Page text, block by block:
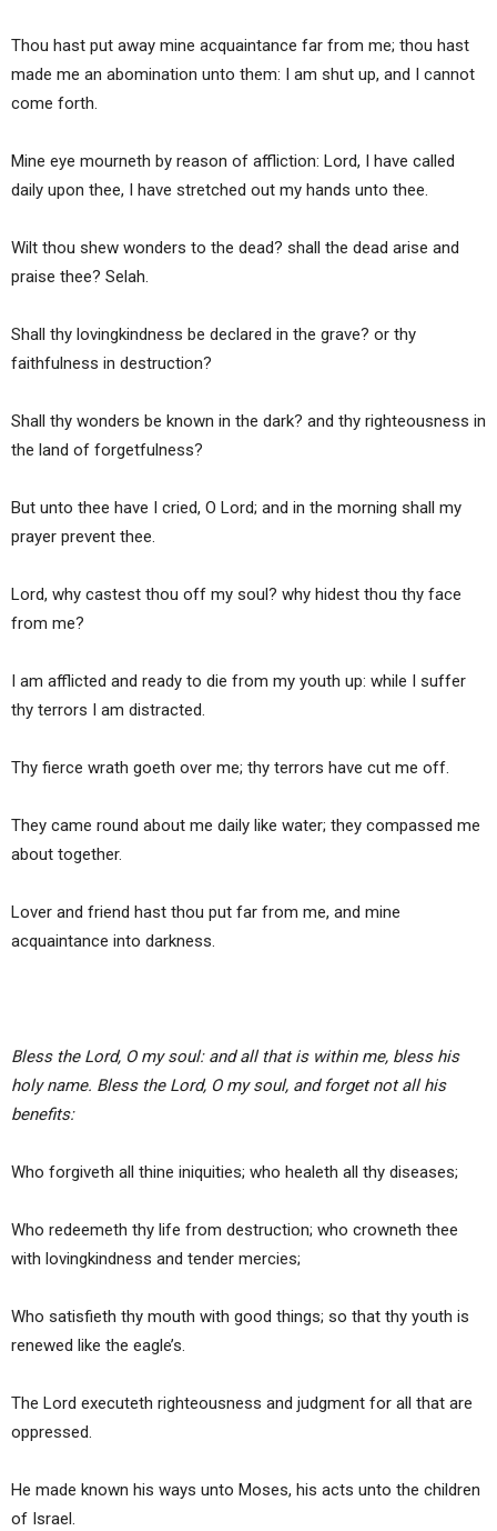
Thou hast put away mine acquaintance far from me; thou hast
made me an abomination unto them: I am shut up, and I cannot
come forth.
Mine eye mourneth by reason of affliction: Lord, I have called
daily upon thee, I have stretched out my hands unto thee.
Wilt thou shew wonders to the dead? shall the dead arise and
praise thee? Selah.
Shall thy lovingkindness be declared in the grave? or thy
faithfulness in destruction?
Shall thy wonders be known in the dark? and thy righteousness in
the land of forgetfulness?
But unto thee have I cried, O Lord; and in the morning shall my
prayer prevent thee.
Lord, why castest thou off my soul? why hidest thou thy face
from me?
I am afflicted and ready to die from my youth up: while I suffer
thy terrors I am distracted.
Thy fierce wrath goeth over me; thy terrors have cut me off.
They came round about me daily like water; they compassed me
about together.
Lover and friend hast thou put far from me, and mine
acquaintance into darkness.
Bless the Lord, O my soul: and all that is within me, bless his
holy name. Bless the Lord, O my soul, and forget not all his
benefits:
Who forgiveth all thine iniquities; who healeth all thy diseases;
Who redeemeth thy life from destruction; who crowneth thee
with lovingkindness and tender mercies;
Who satisfieth thy mouth with good things; so that thy youth is
renewed like the eagle’s.
The Lord executeth righteousness and judgment for all that are
oppressed.
He made known his ways unto Moses, his acts unto the children
of Israel.